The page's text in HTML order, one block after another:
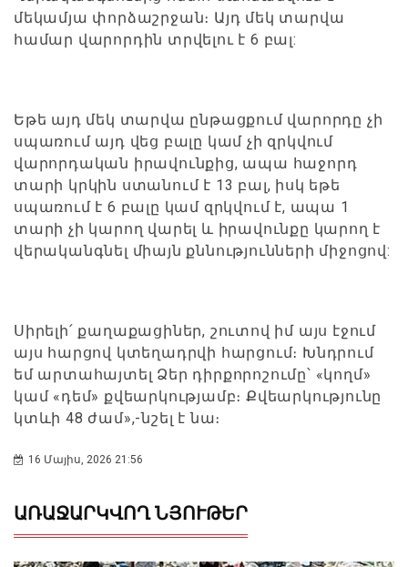
մեկամյա փորձաշրջան։ Այդ մեկ տարվա
համար վարորդին տրվելու է 6 բալ:
Եթե այդ մեկ տարվա ընթացքում վարորդը չի
սպառում այդ վեց բալը կամ չի զրկվում
վարորդական իրավունքից, ապա հաջորդ
տարի կրկին ստանում է 13 բալ, իսկ եթե
սպառում է 6 բալը կամ զրկվում է, ապա 1
տարի չի կարող վարել և իրավունքը կարող է
վերականգնել միայն քննությունների միջոցով:
Սիրելի՛ քաղաքացիներ, շուտով իմ այս էջում
այս հարցով կտեղադրվի հարցում։ Խնդրում
եմ արտահայտել Ձեր դիրքորոշումը՝ «կողմ»
կամ «դեմ» քվեարկությամբ։ Քվեարկությունը
կտևի 48 ժամ»,-նշել է նա։
16 Մայիս, 2026 21:56
ԱՌԱՋԱՐԿՎՈՂ ՆՅՈՒԹԵՐ